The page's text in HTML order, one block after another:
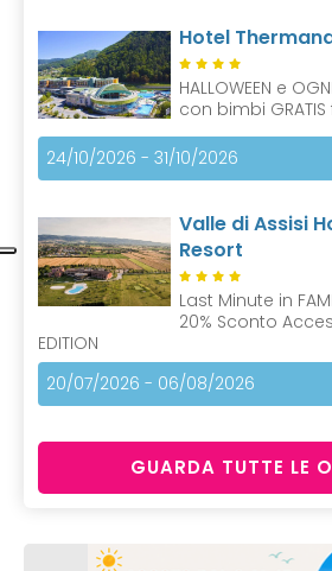
Hotel
HALLOWEEN e
con bimbi
24/10/2026 - 31/10/2026
Valle di Assisi
Resort
Last Minute in
20% Sconto
EDITION
20/07/2026 - 06/08/2026
GUARDA TUTTE LE